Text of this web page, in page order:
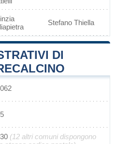
Stefano Thiella
DI
(12 altri comuni dispongono